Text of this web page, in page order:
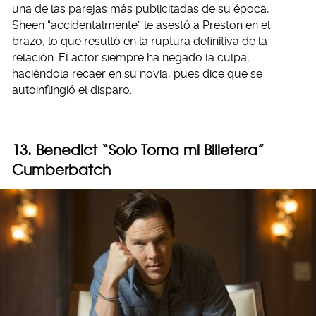
una de las parejas más publicitadas de su época,
Sheen “accidentalmente” le asestó a Preston en el
brazo, lo que resultó en la ruptura definitiva de la
relación. El actor siempre ha negado la culpa,
haciéndola recaer en su novia, pues dice que se
autoinflingió el disparo.
13. Benedict “Solo Toma mi Billetera”
Cumberbatch